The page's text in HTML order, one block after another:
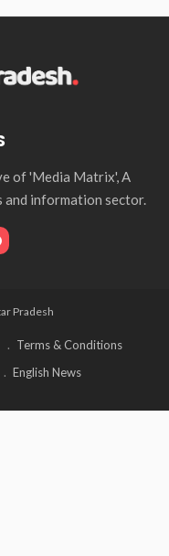
of 'Media Matrix', A
information sector.
Pradesh
Terms & Conditions
English News